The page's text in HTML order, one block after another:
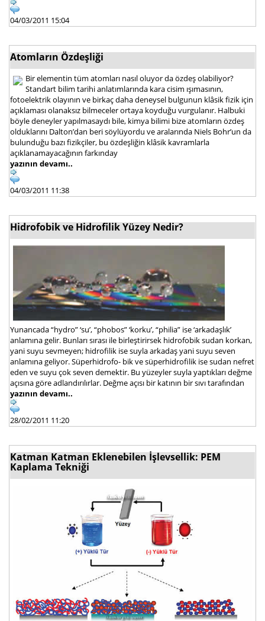
04/03/2011 15:04
Atomların Özdeşliği
Bir elementin tüm atomları nasıl oluyor da özdeş olabiliyor?
Standart bilim tarihi anlatımlarında kara cisim ışımasının,
fotoelektrik olayının ve birkaç daha deneysel bulgunun klâsik fizik için
açıklaması olanaksız bilmeceler ortaya koyduğu vurgulanır. Halbuki
böyle deneyler yapılmasaydı bile, kimya bilimi bize atomların özdeş
olduklarını Dalton’dan beri söylüyordu ve aralarında Niels Bohr’un da
bulunduğu bazı fizikçiler, bu özdeşliğin klâsik kavramlarla
açıklanamayacağının farkınday
yazının devamı..
04/03/2011 11:38
Hidrofobik ve Hidrofilik Yüzey Nedir?
Yunancada “hydro” ‘su’, “phobos” ‘korku’, “philia” ise ‘arkadaşlık’
anlamına gelir. Bunları sırası ile birleştirirsek hidrofobik sudan korkan,
yani suyu sevmeyen; hidrofilik ise suyla arkadaş yani suyu seven
anlamına geliyor. Süperhidrofo- bik ve süperhidrofilik ise sudan nefret
eden ve suyu çok seven demektir. Bu yüzeyler suyla yaptıkları değme
açısına göre adlandırılırlar. Değme açısı bir katının bir sıvı tarafından
yazının devamı..
28/02/2011 11:20
Katman Katman Eklenebilen İşlevsellik: PEM
Kaplama Tekniği